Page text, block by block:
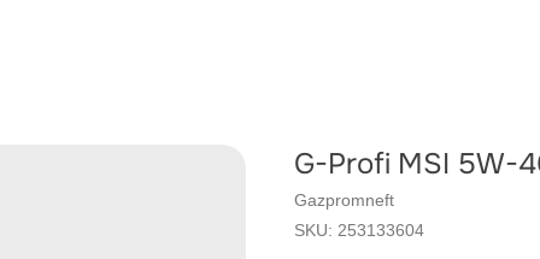
G-Profi MSI 5W-
Gazpromneft
SKU: 253133604